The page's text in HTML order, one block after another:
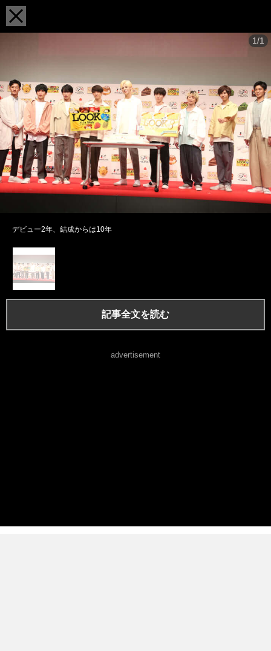
1/1
デビュー2年、結成からは10年
記事全文を読む
advertisement